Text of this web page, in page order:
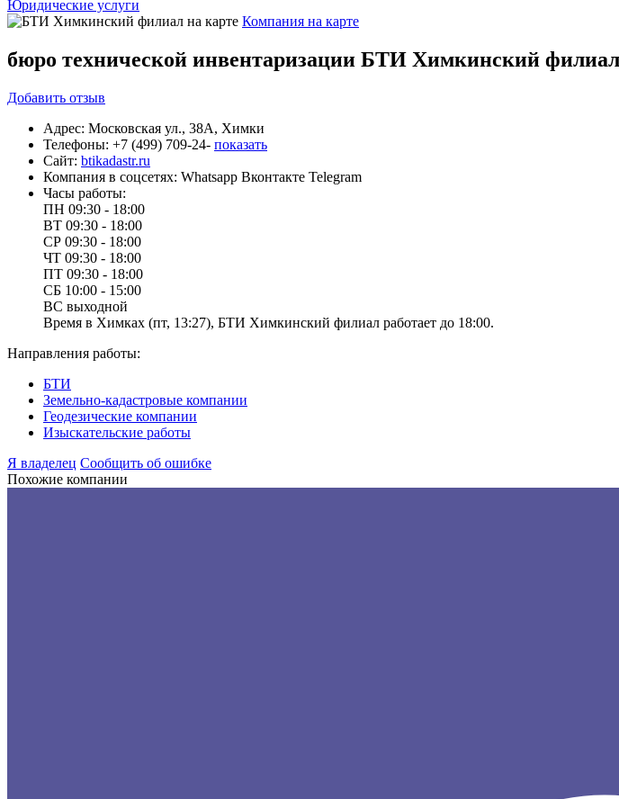
Юридические услуги
Компания на карте
бюро технической инвентаризации БТИ Химкинский филиал
Добавить отзыв
Адрес: Московская ул., 38А, Химки
Телефоны: +7 (499) 709-24- показать
Сайт: btikadastr.ru
Компания в соцсетях: Whatsapp Вконтакте Telegram
Часы работы:
ПН 09:30 - 18:00
ВТ 09:30 - 18:00
СР 09:30 - 18:00
ЧТ 09:30 - 18:00
ПТ 09:30 - 18:00
СБ 10:00 - 15:00
ВС выходной
Время в Химках (пт, 13:27), БТИ Химкинский филиал работает до 18:00.
Направления работы:
БТИ
Земельно-кадастровые компании
Геодезические компании
Изыскательские работы
Я владелец Сообщить об ошибке
Похожие компании